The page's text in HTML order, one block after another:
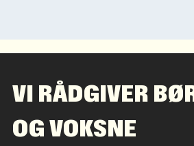
VI RÅDGIVER
OG VOKSNE